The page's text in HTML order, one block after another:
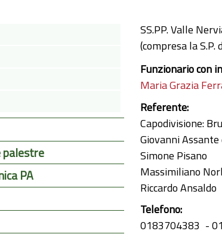
SS.PP. Valle
(compresa la S.P.
Funzionario con
Maria Grazia
Referente:
Capodivisione:
Giovanni Assante
Simone Pisano
Massimiliano
Riccardo Ansaldo
Telefono:
0183704383
palestre
PA